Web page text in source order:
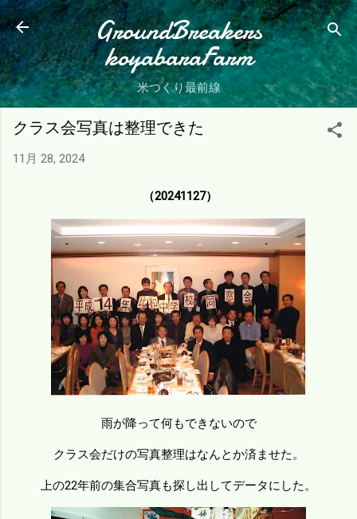
スキップしてメイン コンテンツに移動
GroundBreakers
koyabaraFarm
米つくり最前線
クラス会写真は整理できた
11月 28, 2024
（20241127）
雨が降って何もできないので
クラス会だけの写真整理はなんとか済ませた。
上の22年前の集合写真も探し出してデータにした。